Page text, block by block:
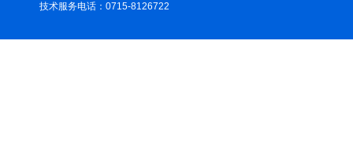
技术服务电话：0715-8126722